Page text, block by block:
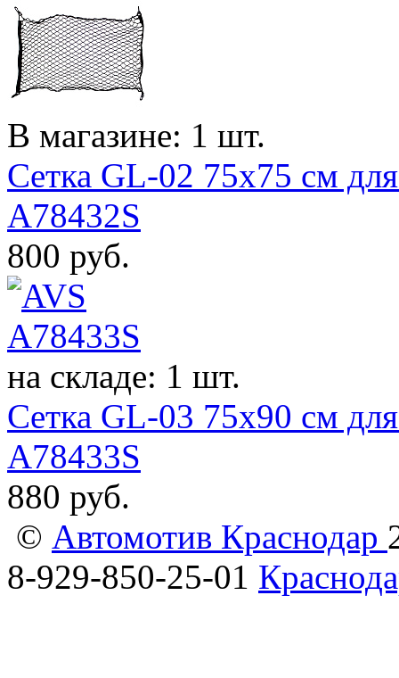
В магазине: 1 шт.
Сетка GL-02 75x75 см
A78432S
800 руб.
на складе: 1 шт.
Сетка GL-03 75x90 см
A78433S
880 руб.
© Автомотив Краснодар
8-929-850-25-01